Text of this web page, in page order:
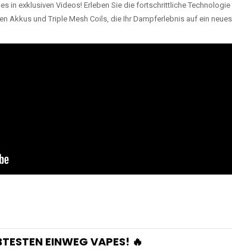
in exklusiven Videos! Erleben Sie die fortschrittliche Technologie
Akkus und Triple Mesh Coils, die Ihr Dampferlebnis auf ein
EINWEG VAPES! 🔥